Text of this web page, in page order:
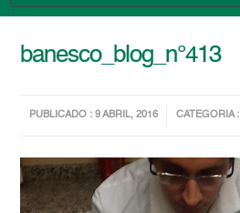
banesco_blog_n°413
PUBLICADO : 9 ABRIL, 2016 CATEGORIA :